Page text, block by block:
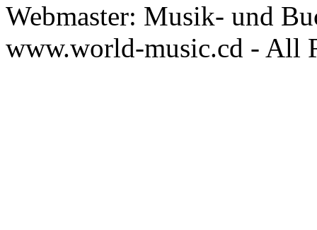
Webmaster: Musik- und
www.world-music.cd - All